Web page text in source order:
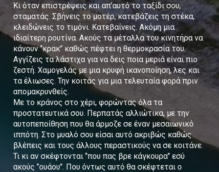
Κι όταν επιστρέψεις και απ’αυτό το ταξίδι σου,
σταματάς. Σβήνεις το μοτέρ, κατεβάζεις τη στέκα,
κλειδώνεις το τιμόνι. Κατεβαίνεις. Ακόμη μια
ιδιαίτερη ρουτίνα. Ακούς τα μέταλλα του κινητήρα να
κάνουν ‘’κρακ’’ καθώς πέφτει η θερμοκρασία του.
Αγγίζεις τα λάστιχα για να δεις ποια μεριά είναι πιο
ζεστή. Χαμογελάς με μια κρυφή ικανοποίηση, λες και
τα έλιωσες. Την κοιτάς για μια τελευταία φορά πριν
απομακρυνθείς.
Με το κράνος στο χέρι, φορώντας όλα τα
προστατευτικά σου. Περπατάς αλλιώτικα, με την
αυτοπεποίθηση που θα άρμοζε σε έναν μεσαιωνικό
ιππότη. Στο μυαλό σου είσαι αυτό ακριβώς καθώς
βλέπεις και τους άλλους περαστικούς να σε κοιτάνε.
Τι κι αν σκέφτονται ‘’που πας βρε κάγκουρα’’ εσύ
ακούς ‘’ουάου’’. Που όντως αυτό θα σκέφτεται ο